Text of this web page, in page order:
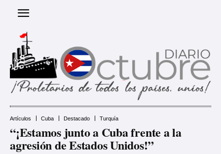
Artículos Cuba Destacado Turquía
“¡Estamos junto a Cuba frente a la
agresión de Estados Unidos!”